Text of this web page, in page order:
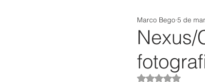
inovação em saúde
Nexus/
Marco Bego 5 de
Avaliado com